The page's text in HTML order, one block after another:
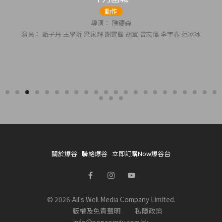
子丹 王學圻 梁家輝 謝霆鋒 胡軍 曾志偉 李宇春 范冰冰
關於爆谷 聯絡爆谷 立即訂購Now爆谷台
© 2026 All's Well Media Company Limited.
版權及免責聲明
私隱政策